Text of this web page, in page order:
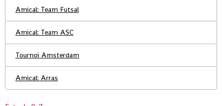
Amical: Team Futsal
Amical: Team ASC
Tournoi Amsterdam
Amical: Arras